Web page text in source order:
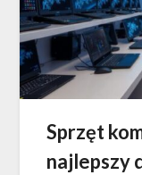
Sprzęt
najlepszy